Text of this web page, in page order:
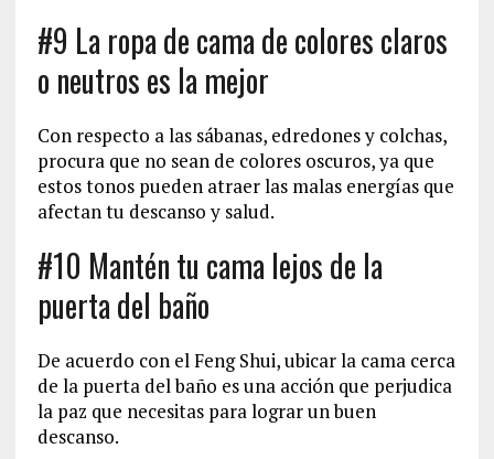
#9 La ropa de cama de colores claros
o neutros es la mejor
Con respecto a las sábanas, edredones y colchas,
procura que no sean de colores oscuros, ya que
estos tonos pueden atraer las malas energías que
afectan tu descanso y salud.
#10 Mantén tu cama lejos de la
puerta del baño
De acuerdo con el Feng Shui, ubicar la cama cerca
de la puerta del baño es una acción que perjudica
la paz que necesitas para lograr un buen
descanso.